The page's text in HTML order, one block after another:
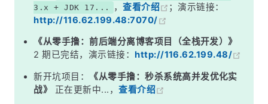
3.x + JDK 17...
，查看介绍
；演示链接：
http://116.62.199.48:7070/
《从零手撸：前后端分离博客项目（全栈开发）》
2 期已完结，演示链接： http://116.62.199.48/
新开坑项目：
《从零手撸：秒杀系统高并发优化实
战》
正在更新中...，查看介绍